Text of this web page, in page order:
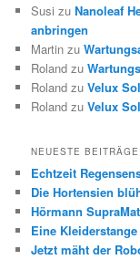
Susi zuNanoleaf
anbringen
Martin zu
Roland zu
Roland zuVelux
Roland zuVelux
NEUESTE BEITRÄGE
Echtzeit
Die Hortensien
Hörmann
Eine
Jetzt mäht der